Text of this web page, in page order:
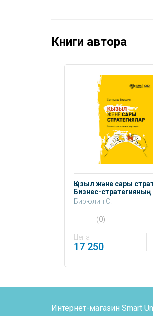
Книги автора
Қызыл және сары
Бизнес-
сыры
Бирюлин С.
(0)
Цена
17 250
Интернет-магазин Smart